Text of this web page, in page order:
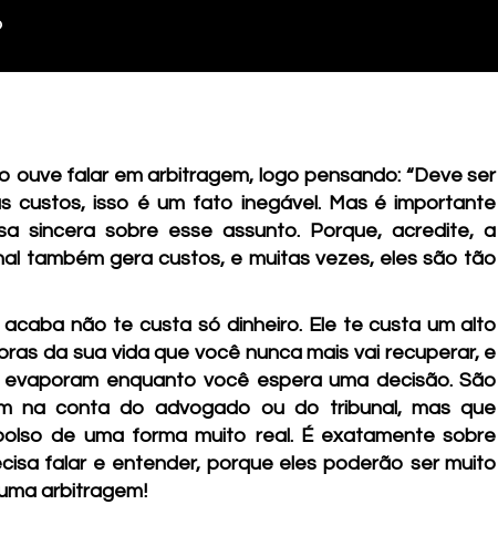
falar em arbitragem, logo pensando: “Deve ser
custos, isso é um fato inegável. Mas é importante
sincera sobre esse assunto. Porque, acredite, a
também gera custos, e muitas vezes, eles são tão
não te custa só dinheiro. Ele te custa um alto
da sua vida que você nunca mais vai recuperar, e
enquanto você espera uma decisão. São
na conta do advogado ou do tribunal, mas que
de uma forma muito real. É exatamente sobre
falar e entender, porque eles poderão ser muito
arbitragem!